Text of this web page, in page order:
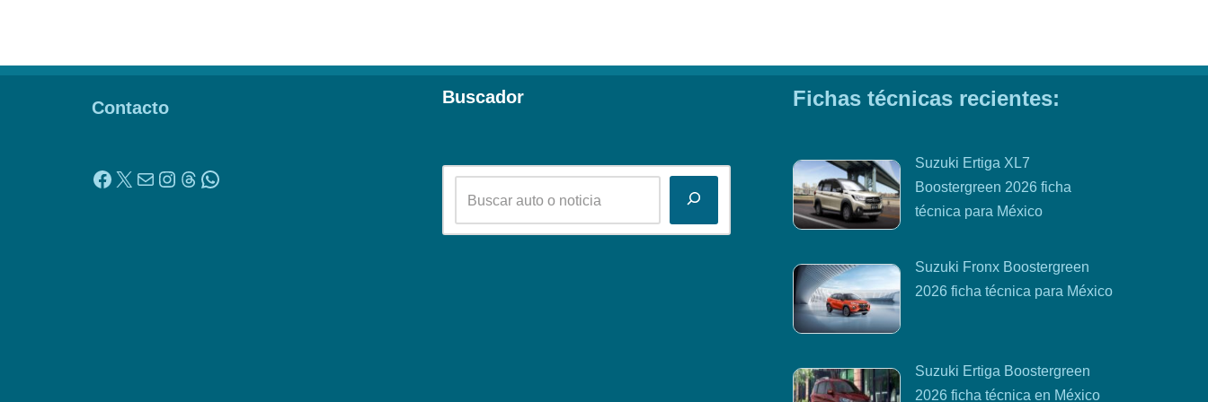
Contacto
Buscador Fichas técnicas recientes:
Suzuki Ertiga XL7
Boostergreen 2026 ficha
técnica para México
Suzuki Fronx Boostergreen
2026 ficha técnica para México
Suzuki Ertiga Boostergreen
2026 ficha técnica en México